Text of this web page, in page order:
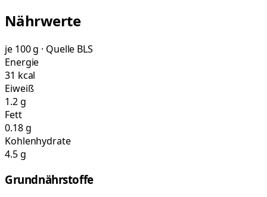
Nährwerte
je 100 g · Quelle BLS
Energie
31 kcal
Eiweiß
1.2 g
Fett
0.18 g
Kohlenhydrate
4.5 g
Grundnährstoffe